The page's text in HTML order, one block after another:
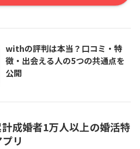
withの評判は本当？口コミ・特
徴・出会える人の5つの共通点を
公開
成婚者1万人以上の婚活特
リ